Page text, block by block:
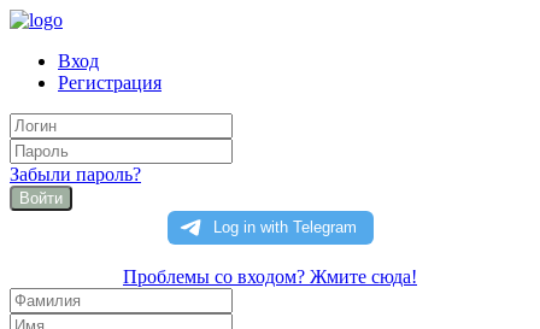
Вход
Регистрация
Забыли пароль?
Войти
Проблемы со входом? Жмите сюда!